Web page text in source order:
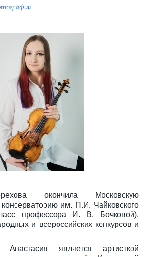
окончила Московскую
консерваторию им. П.И. Чайковского
профессора И. В. Бочковой).
и всероссийских конкурсов и
является артисткой